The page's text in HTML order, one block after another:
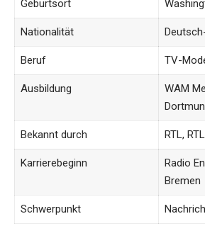
Geburtsort
Nationalität
Beruf TV-
Ausbildung
WAM
Bekannt durch RTL,
Karrierebeginn
Radio
Bremen
Schwerpunkt